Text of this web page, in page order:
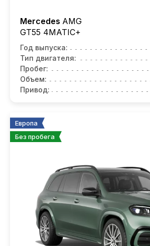
Mercedes AMG
GT55 4MATIC+
Год выпуска:
Тип двигателя:
Пробег:
Объем:
Привод:
Европа
Без пробега